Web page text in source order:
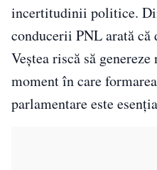
incertitudinii politice.
conducerii PNL arată că
Veștea riscă să
moment în care
parlamentare este